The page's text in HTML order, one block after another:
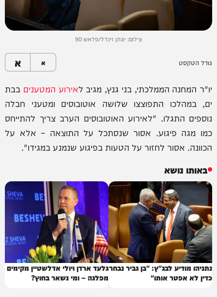
צילום: יונתן זינדל/פלאש 90
גודל הטקסט א א
יו"ר המחנה הממלכתי, בני גנץ, מגיב לאירוע המטענים בבת
ים, במהלכו התפוצצו שלושה אוטובוסים ומטעני חבלה
נוספים התגלו. ‏"לאירוע האוטובוסים הערב צריך להתייחס
כמו מגה פיגוע. אסור שנסתכל על התוצאה – אלא על
הכוונה. אסור לחזור על הטעות בפיגוע שנמנע במגידו".
באותו נושא
נתניהו מודיע לבג"ץ: "בן גביר נבחר
כדין לא אפטר אותו"
גלעד ארדן ויולי אדלשטיין מקימים
מפלגה – ומי נשאר בחוץ?